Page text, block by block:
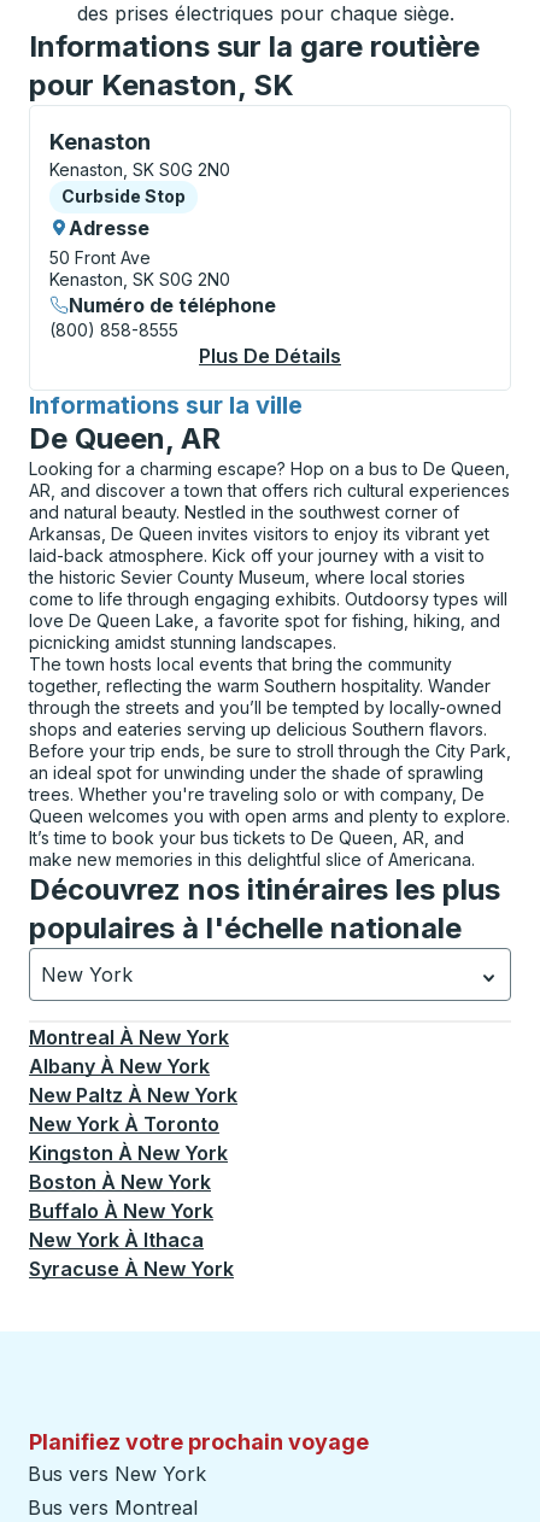
des prises électriques pour chaque siège.
Informations sur la gare routière
pour Kenaston, SK
Kenaston
Curbside Stop, utilisez les touches fléchées ou la
Kenaston, SK S0G 2N0
Curbside Stop
Curbside Stop
Adresse
50 Front Ave
Kenaston, SK S0G 2N0
Numéro de téléphone
(800) 858-8555
Plus De Détails
Informations sur la ville
pour
De Queen, AR
Looking for a charming escape? Hop on a bus to De Queen,
AR, and discover a town that offers rich cultural experiences
and natural beauty. Nestled in the southwest corner of
Arkansas, De Queen invites visitors to enjoy its vibrant yet
laid-back atmosphere. Kick off your journey with a visit to
the historic Sevier County Museum, where local stories
come to life through engaging exhibits. Outdoorsy types will
love De Queen Lake, a favorite spot for fishing, hiking, and
picnicking amidst stunning landscapes.
The town hosts local events that bring the community
together, reflecting the warm Southern hospitality. Wander
through the streets and you’ll be tempted by locally-owned
shops and eateries serving up delicious Southern flavors.
Before your trip ends, be sure to stroll through the City Park,
an ideal spot for unwinding under the shade of sprawling
trees. Whether you're traveling solo or with company, De
Queen welcomes you with open arms and plenty to explore.
It’s time to book your bus tickets to De Queen, AR, and
make new memories in this delightful slice of Americana.
Découvrez nos itinéraires les plus
populaires à l'échelle nationale
New York
Actuellement sélectionné: New York.La sélection est
Montreal À New York
Albany À New York
New Paltz À New York
New York À Toronto
Kingston À New York
Boston À New York
Buffalo À New York
New York À Ithaca
Syracuse À New York
Planifiez votre prochain voyage
Bus vers New York
Bus vers Montreal